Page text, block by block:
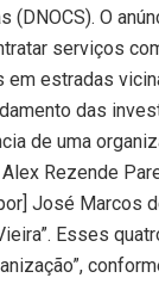
(DNOCS). O
serviços
em estradas
das
de uma
Rezende
José Marcos
Esses